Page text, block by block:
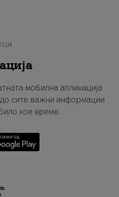
мобилна апликација
сите важни информации
кое време.